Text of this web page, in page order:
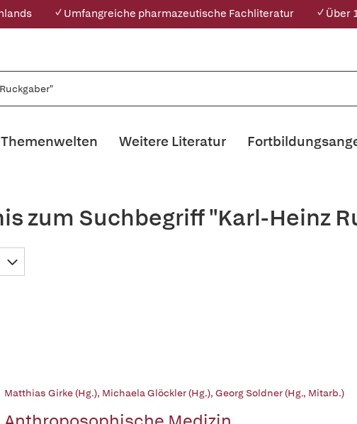
✓ Umfangreiche pharmazeutische Fachliteratur ✓ Über
Themenwelten Weitere Literatur
zum Suchbegriff "Karl-Heinz
Matthias Girke (Hg.), Michaela Glöckler (Hg.), Georg Soldner (Hg., Mitarb.)